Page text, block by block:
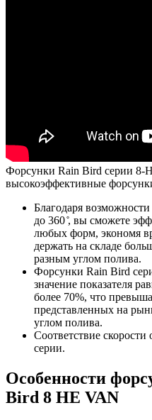
Форсунки Rain Bird серии
высокоэффективные
Благодаря
до 360 ̊, вы сможете
любых форм, экономя
держать на складе
разным углом полива.
Форсунки Rain Bird
значение показателя
более 70%, что
представленных на
углом полива.
Соответствие
серии.
Особенности
Bird 8 HE VAN